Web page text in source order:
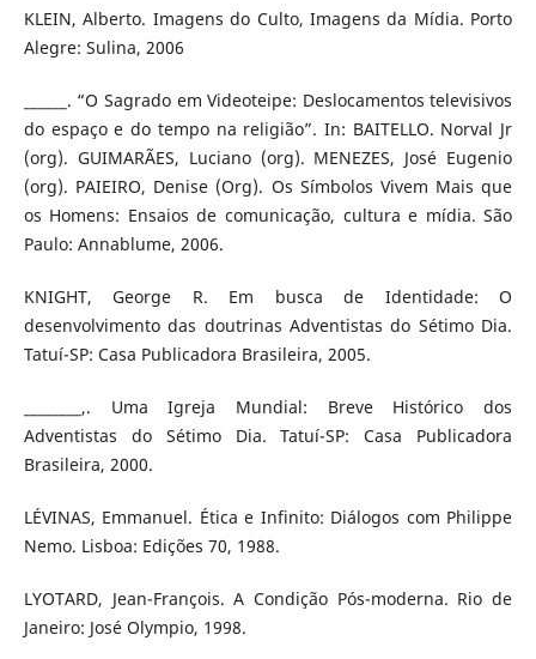
KLEIN, Alberto. Imagens do Culto, Imagens da Mídia. Porto
Alegre: Sulina, 2006
______. “O Sagrado em Videoteipe: Deslocamentos televisivos
do espaço e do tempo na religião”. In: BAITELLO. Norval Jr
(org). GUIMARÃES, Luciano (org). MENEZES, José Eugenio
(org). PAIEIRO, Denise (Org). Os Símbolos Vivem Mais que
os Homens: Ensaios de comunicação, cultura e mídia. São
Paulo: Annablume, 2006.
KNIGHT, George R. Em busca de Identidade: O
desenvolvimento das doutrinas Adventistas do Sétimo Dia.
Tatuí-SP: Casa Publicadora Brasileira, 2005.
________,. Uma Igreja Mundial: Breve Histórico dos
Adventistas do Sétimo Dia. Tatuí-SP: Casa Publicadora
Brasileira, 2000.
LÉVINAS, Emmanuel. Ética e Infinito: Diálogos com Philippe
Nemo. Lisboa: Edições 70, 1988.
LYOTARD, Jean-François. A Condição Pós-moderna. Rio de
Janeiro: José Olympio, 1998.